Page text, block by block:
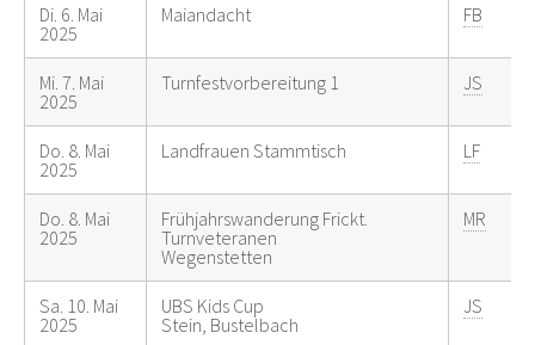
Di. 6. Mai
2025
Maiandacht FB
Mi. 7. Mai
2025
Turnfestvorbereitung 1 JS
Do. 8. Mai
2025
Landfrauen Stammtisch LF
Do. 8. Mai
2025
Frühjahrswanderung Frickt.
Turnveteranen
Wegenstetten
MR
Sa. 10. Mai
2025
UBS Kids Cup
Stein, Bustelbach
JS